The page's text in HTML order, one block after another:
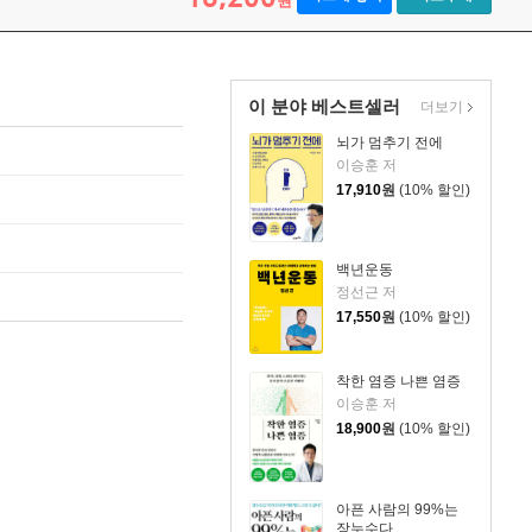
이 분야 베스트셀러
뇌가 멈추기 전에
이승훈 저
17,910원 (10% 할인)
백년운동
정선근 저
17,550원 (10% 할인)
착한 염증 나쁜 염증
이승훈 저
18,900원 (10% 할인)
아픈 사람의 99%는
장누수다
더보기